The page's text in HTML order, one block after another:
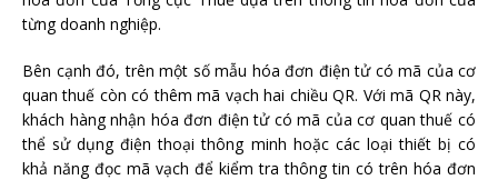
từng doanh nghiệp.
Bên cạnh đó, trên một số mẫu hóa đơn điện tử có mã của cơ
quan thuế còn có thêm mã vạch hai chiều QR. Với mã QR này,
khách hàng nhận hóa đơn điện tử có mã của cơ quan thuế có
thể sử dụng điện thoại thông minh hoặc các loại thiết bị có
khả năng đọc mã vạch để kiểm tra thông tin có trên hóa đơn